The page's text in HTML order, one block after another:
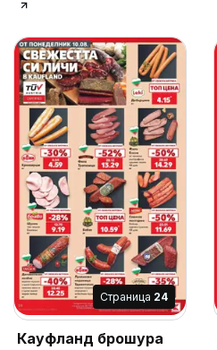
Cтраница 24
Кауфланд брошура